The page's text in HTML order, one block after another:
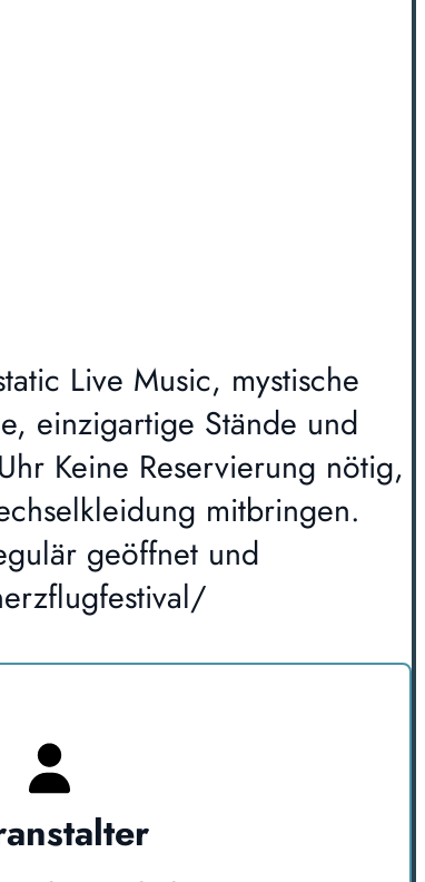
Live Music, mystische
einzigartige Stände und
Keine Reservierung nötig,
mitbringen.
geöffnet und